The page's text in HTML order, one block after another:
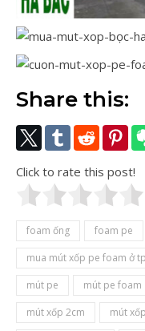
Share this:
Click to rate this post!
foam ống foam pe
mua mút xốp pe foam ở
mút pe
mút pe foam
mút xốp 2cm
mút